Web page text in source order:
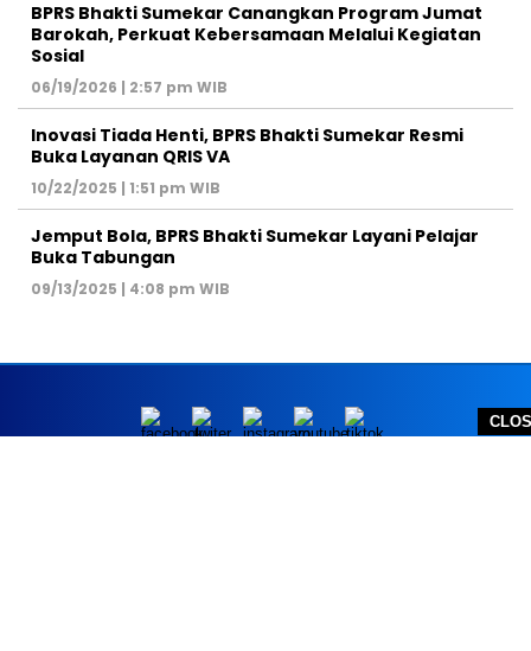
BPRS Bhakti Sumekar Canangkan Program Jumat
Barokah, Perkuat Kebersamaan Melalui Kegiatan
Sosial
06/19/2026 | 2:57 pm WIB
Inovasi Tiada Henti, BPRS Bhakti Sumekar Resmi
Buka Layanan QRIS VA
10/22/2025 | 1:51 pm WIB
Jemput Bola, BPRS Bhakti Sumekar Layani Pelajar
Buka Tabungan
09/13/2025 | 4:08 pm WIB